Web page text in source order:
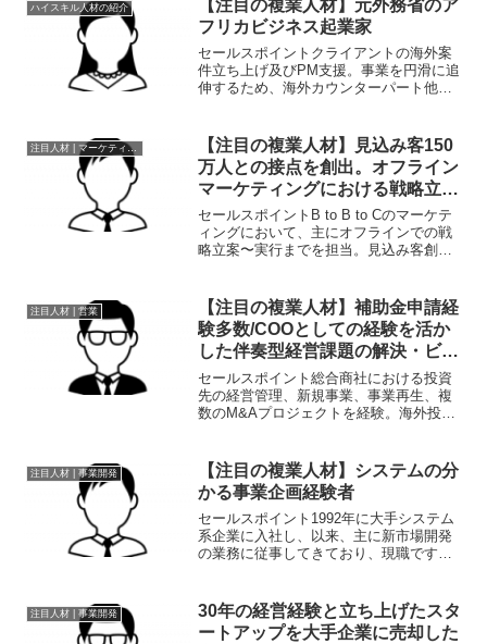
ハイスキル人材の紹介
【注目の複業人材】元外務省のア
フリカビジネス起業家
セールスポイントクライアントの海外案
件立ち上げ及びPM支援。事業を円滑に追
伸するため、海外カウンターパート他と
歴2018 年 5 月- 現在 法人設立し、代表取
締役20...
注目人材 | マーケティング
【注目の複業人材】見込み客150
万人との接点を創出。オフライン
マーケティングにおける戦略立
案〜実行が可能
セールスポイントB to B to Cのマーケテ
ィングにおいて、主にオフラインでの戦
略立案〜実行までを担当。見込み客創出
マネージャーも歴任。その他、編集長と
して広...
注目人材 | 営業
【注目の複業人材】補助金申請経
験多数/COOとしての経験を活か
した伴奏型経営課題の解決・ビジ
ネス支援のスペシャリスト
セールスポイント総合商社における投資
先の経営管理、新規事業、事業再生、複
数のM&Aプロジェクトを経験。海外投資
のグロースに加え、M&Aを含む新規投資
を牽引しており...
注目人材 | 事業開発
【注目の複業人材】システムの分
かる事業企画経験者
セールスポイント1992年に大手システム
系企業に入社し、以来、主に新市場開発
の業務に従事してきており、現職です。
ています。・研究技術のソリューション
化・マーケティング・...
注目人材 | 事業開発
30年の経営経験と立ち上げたスタ
ートアップを大手企業に売却した